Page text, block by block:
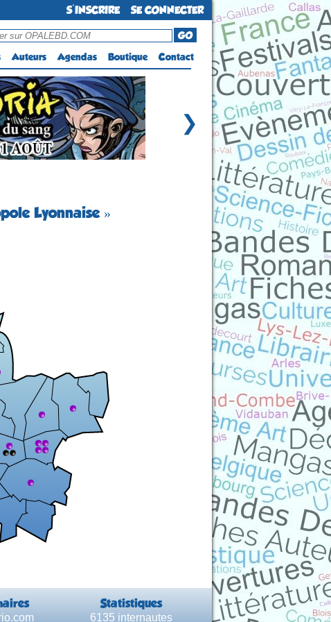
S'INSCRIRE
SE CONNECTER
GO
Auteurs Agendas Boutique Contact
❯
Lyonnaise »
Statistiques
6135 internautes